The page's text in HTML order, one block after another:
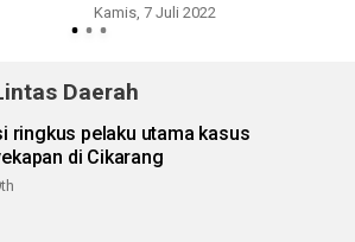
Kamis, 7 Juli 2022
Daerah
ringkus pelaku utama kasus
di Cikarang